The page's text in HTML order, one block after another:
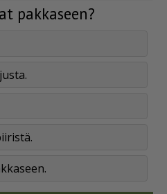
pakkaseen?